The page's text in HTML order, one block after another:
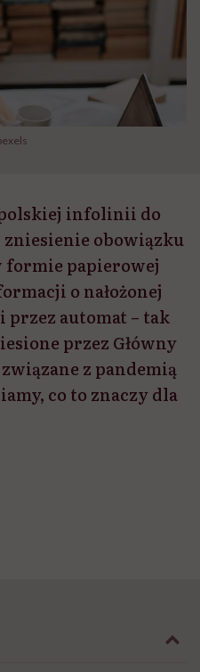
infolinii do
obowiązku
papierowej
o nałożonej
automat – tak
przez Główny
z pandemią
co to znaczy dla